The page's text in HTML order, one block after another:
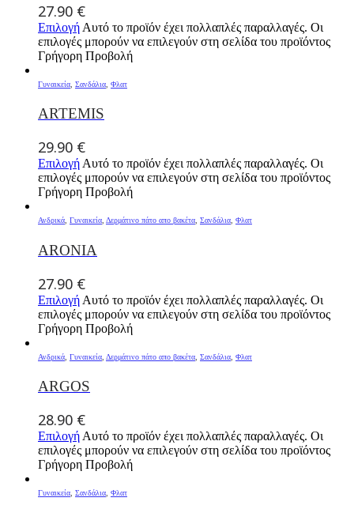
27.90 €
Επιλογή Αυτό το προϊόν έχει πολλαπλές παραλλαγές. Οι
επιλογές μπορούν να επιλεγούν στη σελίδα του προϊόντος
Γρήγορη Προβολή
Γυναικεία Σανδάλια Φλατ
ARTEMIS
29.90 €
Επιλογή Αυτό το προϊόν έχει πολλαπλές παραλλαγές. Οι
επιλογές μπορούν να επιλεγούν στη σελίδα του προϊόντος
Γρήγορη Προβολή
Ανδρικά Γυναικεία Δερμάτινο πάτο απο βακέτα Σανδάλια Φλατ
ARONIA
27.90 €
Επιλογή Αυτό το προϊόν έχει πολλαπλές παραλλαγές. Οι
επιλογές μπορούν να επιλεγούν στη σελίδα του προϊόντος
Γρήγορη Προβολή
Ανδρικά Γυναικεία Δερμάτινο πάτο απο βακέτα Σανδάλια Φλατ
ARGOS
28.90 €
Επιλογή Αυτό το προϊόν έχει πολλαπλές παραλλαγές. Οι
επιλογές μπορούν να επιλεγούν στη σελίδα του προϊόντος
Γρήγορη Προβολή
Γυναικεία Σανδάλια Φλατ